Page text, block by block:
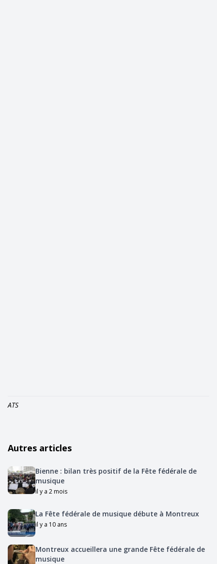
ATS
Autres articles
Bienne : bilan très positif de la Fête fédérale de
musique
il y a 2 mois
La Fête fédérale de musique débute à Montreux
il y a 10 ans
Montreux accueillera une grande Fête fédérale de
musique